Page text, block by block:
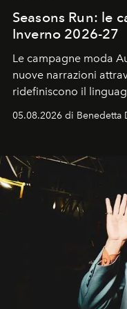
Seasons Run: le
Inverno 2026-27
Le campagne moda
nuove narrazioni
ridefiniscono il
protagonisti del
contemporanea e
di esprimere identità,
05.08.2026 di Benedetta